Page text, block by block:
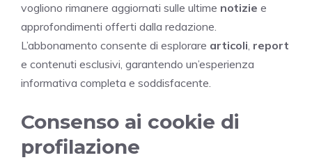
vogliono rimanere aggiornati sulle ultime notizie e
approfondimenti offerti dalla redazione.
L’abbonamento consente di esplorare articoli, report
e contenuti esclusivi, garantendo un’esperienza
informativa completa e soddisfacente.
Consenso ai cookie di
profilazione